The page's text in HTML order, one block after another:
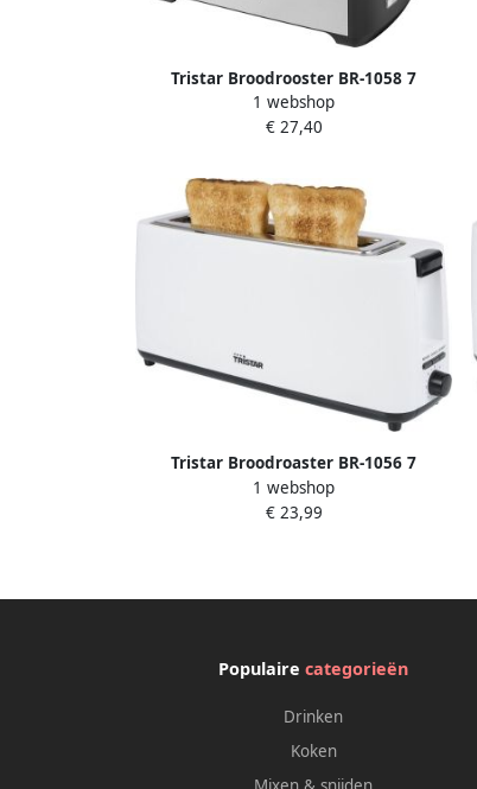
Tristar Broodrooster BR-1058 7
instelbare standen Roestvrijstalen
afwerking Uitneembare kruimellade
1 webshop
€ 27,40
Tristar Broodroaster BR-1056 7
instelbare bruiningsstanden 2 lange
sleuven voor 2 boterhammen Wit
1 webshop
€ 23,99
Populairecategorieën
Drinken
Koken